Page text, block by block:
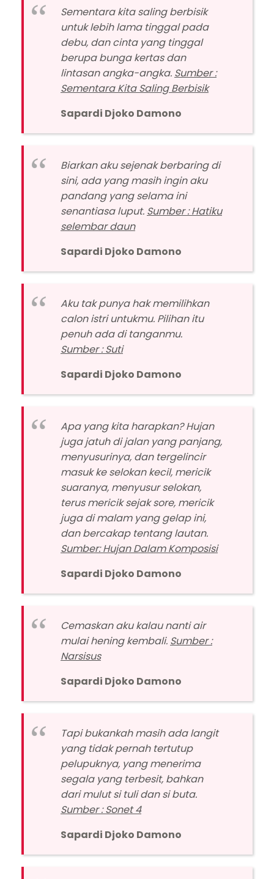
Sementara kita saling berbisik
untuk lebih lama tinggal pada
debu, dan cinta yang tinggal
berupa bunga kertas dan
lintasan angka-angka. Sumber :
Sementara Kita Saling Berbisik
Sapardi Djoko Damono
Biarkan aku sejenak berbaring di
sini, ada yang masih ingin aku
pandang yang selama ini
senantiasa luput. Sumber : Hatiku
selembar daun
Sapardi Djoko Damono
Aku tak punya hak memilihkan
calon istri untukmu. Pilihan itu
penuh ada di tanganmu.
Sumber : Suti
Sapardi Djoko Damono
Apa yang kita harapkan? Hujan
juga jatuh di jalan yang panjang,
menyusurinya, dan tergelincir
masuk ke selokan kecil, mericik
suaranya, menyusur selokan,
terus mericik sejak sore, mericik
juga di malam yang gelap ini,
dan bercakap tentang lautan.
Sumber: Hujan Dalam Komposisi
Sapardi Djoko Damono
Cemaskan aku kalau nanti air
mulai hening kembali. Sumber :
Narsisus
Sapardi Djoko Damono
Tapi bukankah masih ada langit
yang tidak pernah tertutup
pelupuknya, yang menerima
segala yang terbesit, bahkan
dari mulut si tuli dan si buta.
Sumber : Sonet 4
Sapardi Djoko Damono